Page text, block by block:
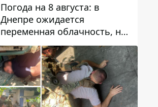
Погода на 8 августа: в
Днепре ожидается
переменная облачность, но
может пойти дождь